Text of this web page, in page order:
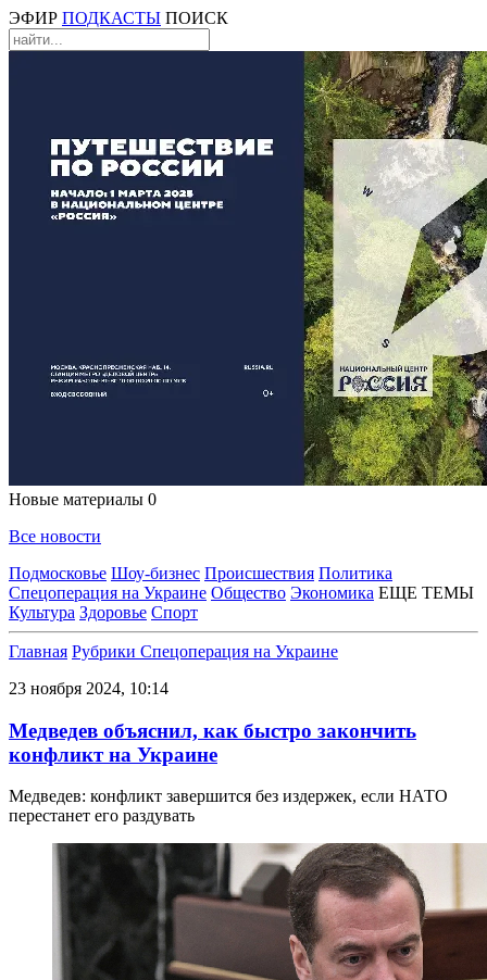
ЭФИР ПОДКАСТЫ ПОИСК
Новые материалы 0
Все новости
Подмосковье Шоу-бизнес Происшествия Политика
Спецоперация на Украине Общество Экономика ЕЩЕ ТЕМЫ
Культура Здоровье Спорт
Главная Рубрики Спецоперация на Украине
23 ноября 2024, 10:14
Медведев объяснил, как быстро закончить
конфликт на Украине
Медведев: конфликт завершится без издержек, если НАТО
перестанет его раздувать